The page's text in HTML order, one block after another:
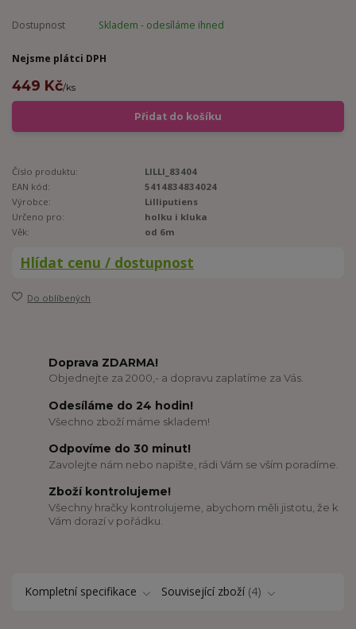
Dostupnost Skladem - odesíláme ihned
Nejsme plátci DPH
449 Kč/ks
Přidat do košíku
Číslo produktu:
LILLI_83404
EAN kód:
5414834834024
Výrobce:
Lilliputiens
Určeno pro:
holku i kluka
Věk:
od 6m
Hlídat cenu / dostupnost
Do oblíbených
Doprava ZDARMA!
Objednejte za 2000,- a dopravu zaplatíme za Vás.
Odesíláme do 24 hodin!
Všechno zboží máme skladem!
Odpovíme do 30 minut!
Zavolejte nám nebo napište, rádi Vám se vším poradíme.
Zboží kontrolujeme!
Všechny hračky kontrolujeme, abychom měli jistotu, že k
Vám dorazí v pořádku.
Kompletní specifikace Související zboží 4